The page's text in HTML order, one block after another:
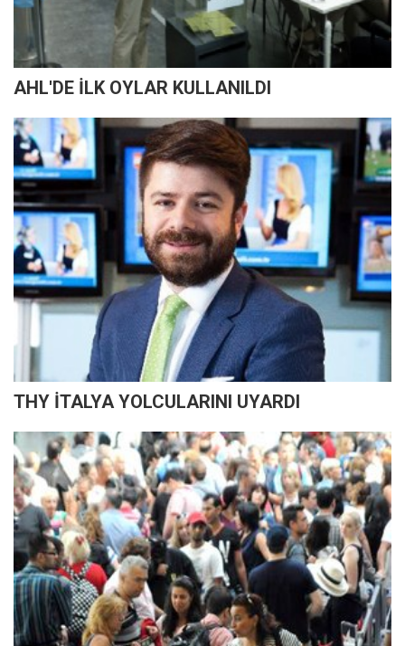
AHL'DE İLK OYLAR KULLANILDI
THY İTALYA YOLCULARINI UYARDI